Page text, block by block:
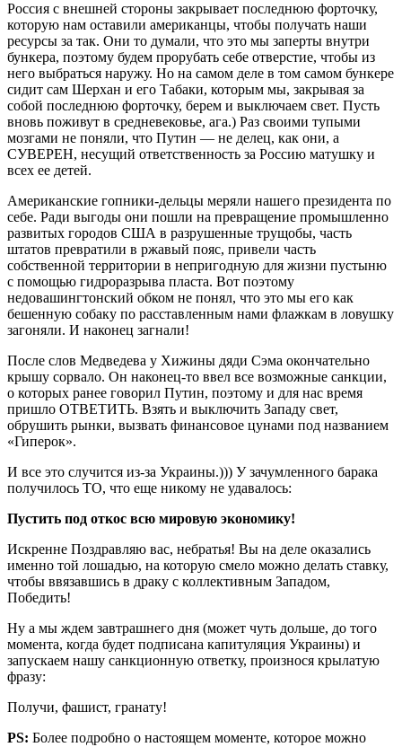
Россия с внешней стороны закрывает последнюю форточку,
которую нам оставили американцы, чтобы получать наши
ресурсы за так. Они то думали, что это мы заперты внутри
бункера, поэтому будем прорубать себе отверстие, чтобы из
него выбраться наружу. Но на самом деле в том самом бункере
сидит сам Шерхан и его Табаки, которым мы, закрывая за
собой последнюю форточку, берем и выключаем свет. Пусть
вновь поживут в средневековье, ага.) Раз своими тупыми
мозгами не поняли, что Путин — не делец, как они, а
СУВЕРЕН, несущий ответственность за Россию матушку и
всех ее детей.
Американские гопники-дельцы меряли нашего президента по
себе. Ради выгоды они пошли на превращение промышленно
развитых городов США в разрушенные трущобы, часть
штатов превратили в ржавый пояс, привели часть
собственной территории в непригодную для жизни пустыню
с помощью гидроразрыва пласта. Вот поэтому
недовашингтонский обком не понял, что это мы его как
бешенную собаку по расставленным нами флажкам в ловушку
загоняли. И наконец загнали!
После слов Медведева у Хижины дяди Сэма окончательно
крышу сорвало. Он наконец-то ввел все возможные санкции,
о которых ранее говорил Путин, поэтому и для нас время
пришло ОТВЕТИТЬ. Взять и выключить Западу свет,
обрушить рынки, вызвать финансовое цунами под названием
«Гиперок».
И все это случится из-за Украины.))) У зачумленного барака
получилось ТО, что еще никому не удавалось:
Пустить под откос всю мировую экономику!
Искренне Поздравляю вас, небратья! Вы на деле оказались
именно той лошадью, на которую смело можно делать ставку,
чтобы ввязавшись в драку с коллективным Западом,
Победить!
Ну а мы ждем завтрашнего дня (может чуть дольше, до того
момента, когда будет подписана капитуляция Украины) и
запускаем нашу санкционную ответку, произнося крылатую
фразу:
Получи, фашист, гранату!
PS: Более подробно о настоящем моменте, которое можно